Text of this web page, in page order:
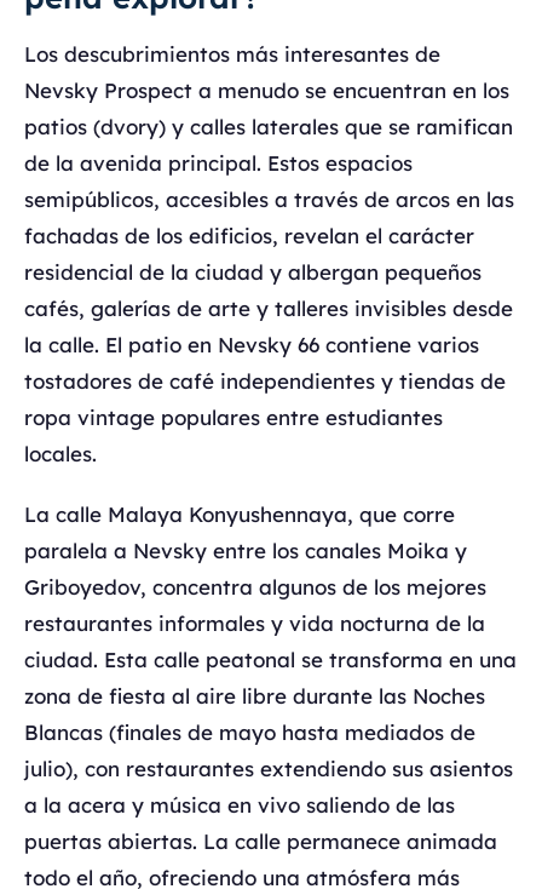
Los descubrimientos más interesantes de
Nevsky Prospect a menudo se encuentran en los
patios (dvory) y calles laterales que se ramifican
de la avenida principal. Estos espacios
semipúblicos, accesibles a través de arcos en las
fachadas de los edificios, revelan el carácter
residencial de la ciudad y albergan pequeños
cafés, galerías de arte y talleres invisibles desde
la calle. El patio en Nevsky 66 contiene varios
tostadores de café independientes y tiendas de
ropa vintage populares entre estudiantes
locales.
La calle Malaya Konyushennaya, que corre
paralela a Nevsky entre los canales Moika y
Griboyedov, concentra algunos de los mejores
restaurantes informales y vida nocturna de la
ciudad. Esta calle peatonal se transforma en una
zona de fiesta al aire libre durante las Noches
Blancas (finales de mayo hasta mediados de
julio), con restaurantes extendiendo sus asientos
a la acera y música en vivo saliendo de las
puertas abiertas. La calle permanece animada
todo el año, ofreciendo una atmósfera más